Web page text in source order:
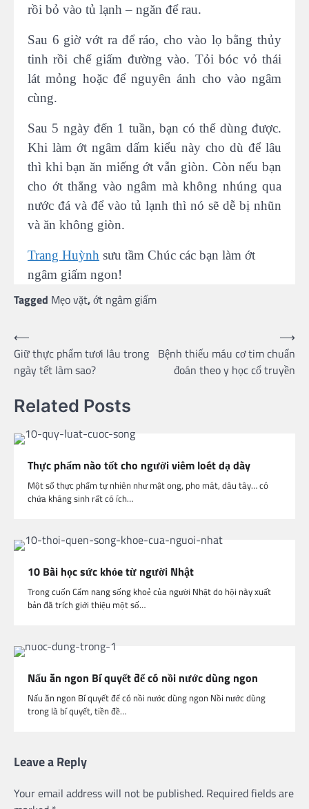
rồi bỏ vào tủ lạnh – ngăn để rau.
Sau 6 giờ vớt ra để ráo, cho vào lọ bằng thủy
tinh rồi chế giấm đường vào. Tỏi bóc vỏ thái
lát mỏng hoặc để nguyên ánh cho vào ngâm
cùng.
Sau 5 ngày đến 1 tuần, bạn có thể dùng được.
Khi làm ớt ngâm dấm kiểu này cho dù để lâu
thì khi bạn ăn miếng ớt vẫn giòn. Còn nếu bạn
cho ớt thẳng vào ngâm mà không nhúng qua
nước đá và để vào tủ lạnh thì nó sẽ dễ bị nhũn
và ăn không giòn.
Trang Huỳnh sưu tầm Chúc các bạn làm ớt
ngâm giấm ngon!
Tagged Mẹo vặt,ớt ngâm giấm
Post
navigation
⟵
Giữ thực phẩm tươi lâu trong
ngày tết làm sao?
Bệnh thiếu máu cơ tim chuẩn
đoán theo y học cổ truyền
⟶
Related Posts
Thực phẩm nào tốt cho người viêm loét dạ dày
Một số thực phẩm tự nhiên như mật ong, pho mát, dâu tây… có
chứa kháng sinh rất có ích…
10 Bài học sức khỏe từ người Nhật
Trong cuốn Cẩm nang sống khoẻ của người Nhật do hội này xuất
bản đã trích giới thiệu một số…
Nấu ăn ngon Bí quyết để có nồi nước dùng ngon
Nấu ăn ngon Bí quyết để có nồi nước dùng ngon Nồi nước dùng
trong là bí quyết, tiền đề…
Leave a Reply
Your email address will not be published. Required fields are